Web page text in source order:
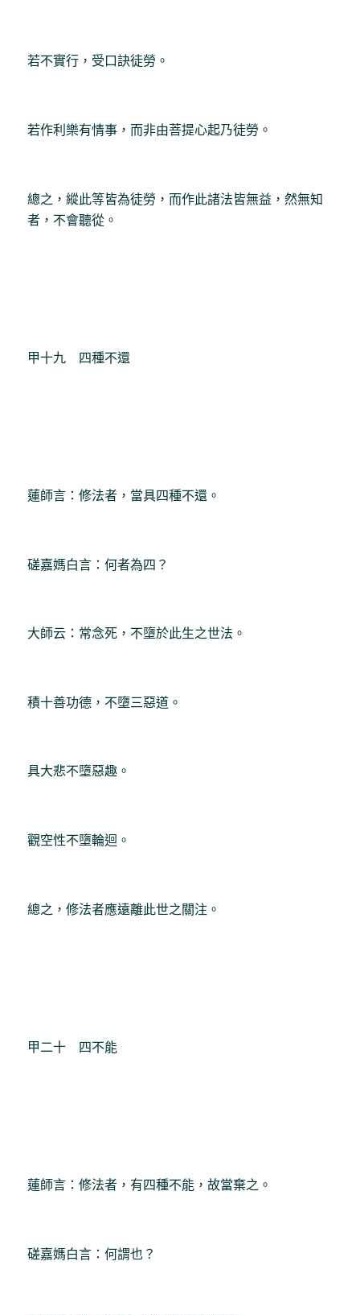
若不實行，受口訣徒勞。
若作利樂有情事，而非由菩提心起乃徒勞。
總之，縱此等皆為徒勞，而作此諸法皆無益，然無知
者，不會聽從。
甲十九 四種不還
蓮師言：修法者，當具四種不還。
磋嘉媽白言：何者為四？
大師云：常念死，不墮於此生之世法。
積十善功德，不墮三惡道。
具大悲不墮惡趣。
觀空性不墮輪迴。
總之，修法者應遠離此世之關注。
甲二十 四不能
蓮師言：修法者，有四種不能，故當棄之。
磋嘉媽白言：何謂也？